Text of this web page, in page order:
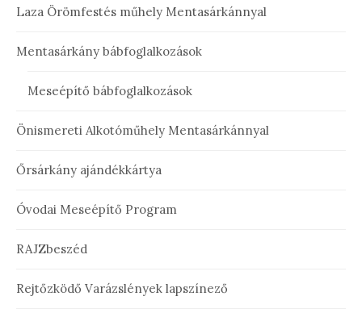
Laza Örömfestés műhely Mentasárkánnyal
Mentasárkány bábfoglalkozások
Meseépítő bábfoglalkozások
Önismereti Alkotóműhely Mentasárkánnyal
Őrsárkány ajándékkártya
Óvodai Meseépítő Program
RAJZbeszéd
Rejtőzködő Varázslények lapszínező